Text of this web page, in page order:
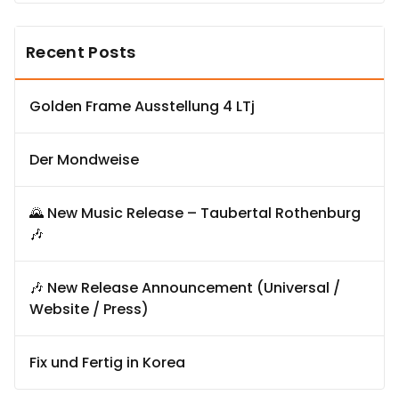
Recent Posts
Golden Frame Ausstellung 4 LTj
Der Mondweise
🌄 New Music Release – Taubertal Rothenburg
🎶
🎶 New Release Announcement (Universal /
Website / Press)
Fix und Fertig in Korea